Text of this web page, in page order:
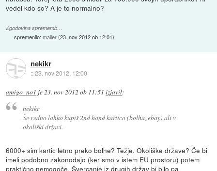
vedel kdo so? A je to normalno?
Zgodovina sprememb…
spremenilo:mailer(23. nov 2012 ob 12:01)
nekikr
::23. nov 2012, 12:00
amigo_no1 je23. nov 2012 ob 11:51 izjavil:
nekikr
Še vedno lahko kupiš 2nd hand kartico (bolha, ebay) ali v
okoliški državi.
6000+ sim kartic letno preko bolhe? Težje. Okoliške države? Če bi
imeli podobno zakonodajo (ker smo v istem EU prostoru) potem
praktično nemogoče. Švercanje iz drugih držav bi bilo pa